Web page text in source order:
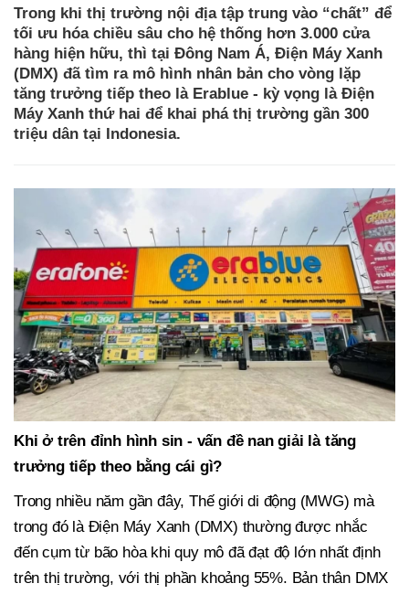
Trong khi thị trường nội địa tập trung vào “chất” để
tối ưu hóa chiều sâu cho hệ thống hơn 3.000 cửa
hàng hiện hữu, thì tại Đông Nam Á, Điện Máy Xanh
(DMX) đã tìm ra mô hình nhân bản cho vòng lặp
tăng trưởng tiếp theo là Erablue - kỳ vọng là Điện
Máy Xanh thứ hai để khai phá thị trường gần 300
triệu dân tại Indonesia.
Khi ở trên đỉnh hình sin - vấn đề nan giải là tăng
trưởng tiếp theo bằng cái gì?
Trong nhiều năm gần đây, Thế giới di động (MWG) mà
trong đó là Điện Máy Xanh (DMX) thường được nhắc
đến cụm từ bão hòa khi quy mô đã đạt độ lớn nhất định
trên thị trường, với thị phần khoảng 55%. Bản thân DMX